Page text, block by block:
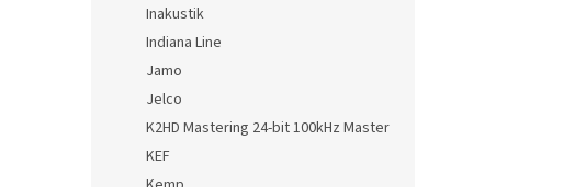
Inakustik
Indiana Line
Jamo
Jelco
K2HD Mastering 24-bit 100kHz Master
KEF